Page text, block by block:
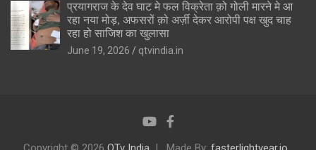
प्रयागराज के देव घाट मे फल विक्रेता क़ो गोली मारने मे आ
रहा नया मोड़, अफसरों क़ो अर्ज़ी देकर आरोपी पक्ष खुद चाह
रहा हो साजिश का खुलासा
June 19, 2026
qtvindia.in